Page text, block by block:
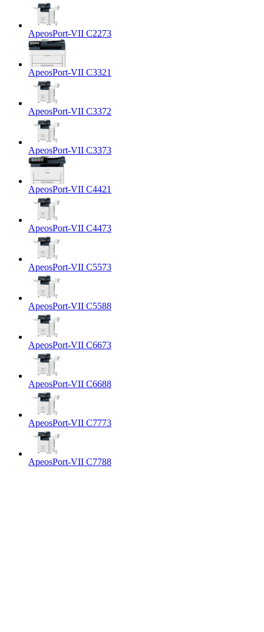
ApeosPort-VII C2273
ApeosPort-VII C3321
ApeosPort-VII C3372
ApeosPort-VII C3373
ApeosPort-VII C4421
ApeosPort-VII C4473
ApeosPort-VII C5573
ApeosPort-VII C5588
ApeosPort-VII C6673
ApeosPort-VII C6688
ApeosPort-VII C7773
ApeosPort-VII C7788